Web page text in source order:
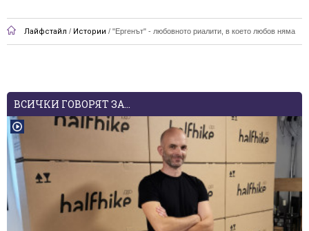
Лайфстайл / Истории / "Ергенът" - любовното риалити, в което любов няма
ВСИЧКИ ГОВОРЯТ ЗА...